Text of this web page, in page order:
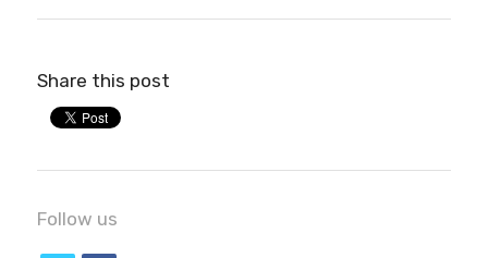
Share this post
Follow us